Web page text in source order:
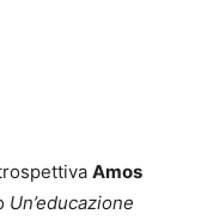
Amos
Un’educazione